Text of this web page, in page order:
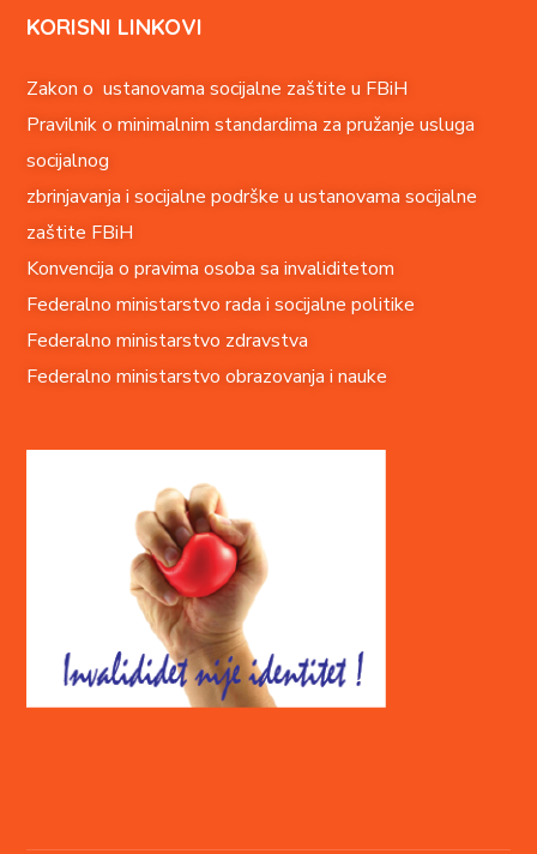
KORISNI LINKOVI
Zakon o ustanovama socijalne zaštite u FBiH
Pravilnik o minimalnim standardima za pružanje usluga
socijalnog
zbrinjavanja i socijalne podrške u ustanovama socijalne
zaštite FBiH
Konvencija o pravima osoba sa invaliditetom
Federalno ministarstvo rada i socijalne politike
Federalno ministarstvo zdravstva
Federalno ministarstvo obrazovanja i nauke